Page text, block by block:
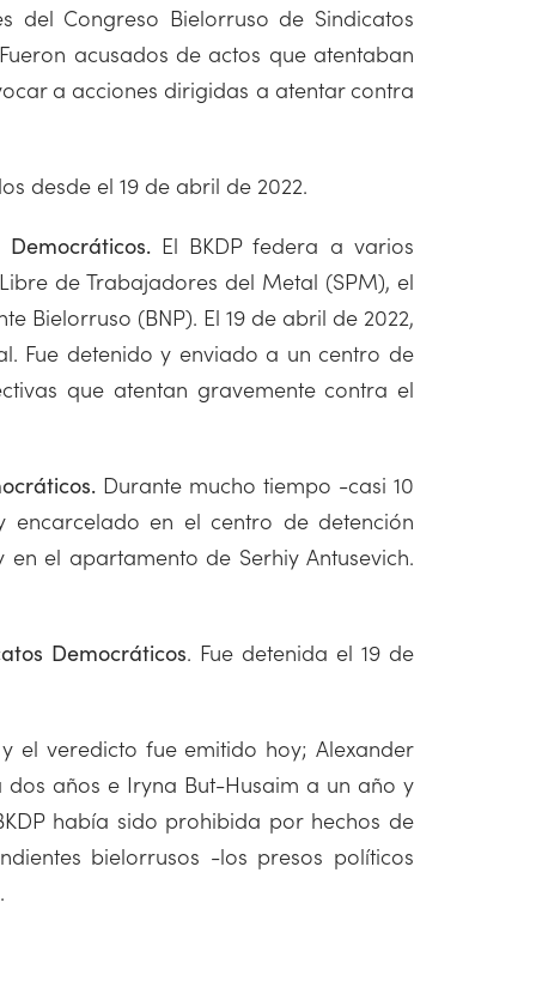
Congreso Bielorruso de Sindicatos
acusados de actos que atentaban
a acciones dirigidas a atentar contra
desde el 19 de abril de 2022.
El BKDP federa a varios
de Trabajadores del Metal (SPM), el
Bielorruso (BNP). El 19 de abril de 2022,
Fue detenido y enviado a un centro de
que atentan gravemente contra el
Durante mucho tiempo -casi 10
encarcelado en el centro de detención
el apartamento de Serhiy Antusevich.
Democráticos. Fue detenida el 19 de
el veredicto fue emitido hoy; Alexander
años e Iryna But-Husaim a un año y
había sido prohibida por hechos de
bielorrusos -los presos políticos